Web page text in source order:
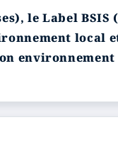
le Label BSIS
local